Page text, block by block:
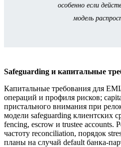
особенно если
модель
Safeguarding и капитальные
Капитальные требования для
операций и профиля рисков;
пристального внимания при
модели safeguarding клиентских
fencing, escrow и trustee accounts.
частоту reconciliation, порядок
планы на случай default банка-